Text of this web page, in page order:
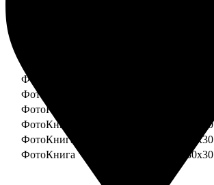
ФотоКнига "Премиум" 20x30
ФотоКнига "Премиум" 25x25
ФотоКнига "Премиум" 30x30
ФотоКнига "Премиум" 30x45
ФотоКнига "Премиум" Свадебная 20x20
ФотоКнига "Премиум" Свадебная 20x30
ФотоКнига "Премиум" Свадебная 30x30